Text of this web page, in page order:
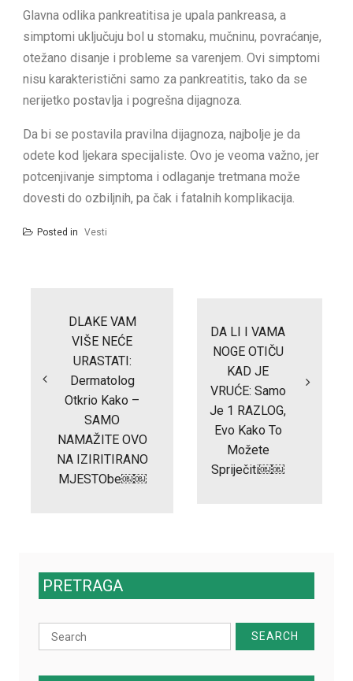
Glavna odlika pankreatitisa je upala pankreasa, a
simptomi uključuju bol u stomaku, mučninu, povraćanje,
otežano disanje i probleme sa varenjem. Ovi simptomi
nisu karakteristični samo za pankreatitis, tako da se
nerijetko postavlja i pogrešna dijagnoza.
Da bi se postavila pravilna dijagnoza, najbolje je da
odete kod ljekara specijaliste. Ovo je veoma važno, jer
potcenjivanje simptoma i odlaganje tretmana može
dovesti do ozbiljnih, pa čak i fatalnih komplikacija.
Posted in Vesti
DLAKE VAM
VIŠE NEĆE
URASTATI:
Dermatolog
Otkrio Kako –
SAMO
NAMAŽITE OVO
NA IZIRITIRANO
MJESTObe￼￼
DA LI I VAMA
NOGE OTIČU
KAD JE
VRUĆE: Samo
Je 1 RAZLOG,
Evo Kako To
Možete
Spriječiti￼￼
PRETRAGA
Search
for: